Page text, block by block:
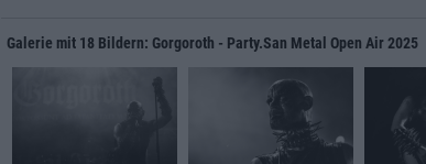
Galerie mit 18 Bildern: Gorgoroth - Party.San Metal Open Air 2025